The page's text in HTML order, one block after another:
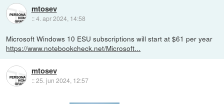
mtosev
::4. apr 2024, 14:58
Microsoft Windows 10 ESU subscriptions will start at $61 per year
https://www.notebookcheck.net/Microsoft...
mtosev
::25. jun 2024, 12:57